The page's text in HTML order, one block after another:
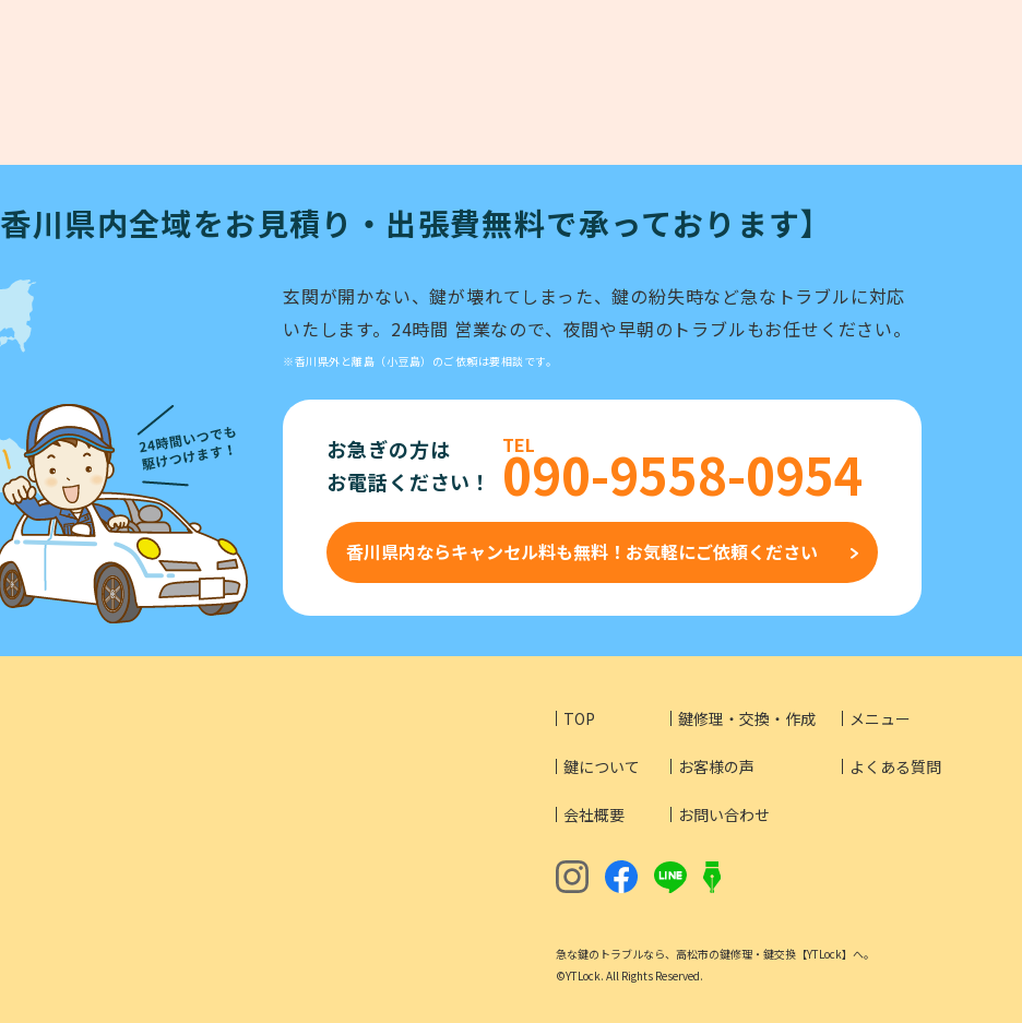
香川県内全域をお見積り・ 出張費無料で承っております】
玄関が開かない、鍵が壊れてしまった、鍵の紛失時など急なトラブルに対応
いたします。24時間 営業なので、夜間や早朝のトラブルもお任せください。
※香川県外と離島（小豆島）のご依頼は要相談です。
お急ぎの方は
お電話ください！
TEL
090-9558-0954
香川県内ならキャンセル料も無料！ お気軽にご依頼ください
TOP 鍵修理・交換・作成 メニュー
鍵について お客様の声 よくある質問
会社概要 お問い合わせ
急な鍵のトラブルなら、高松市の鍵修理・鍵交換【YTLock】へ。
©YTLock. All Rights Reserved.